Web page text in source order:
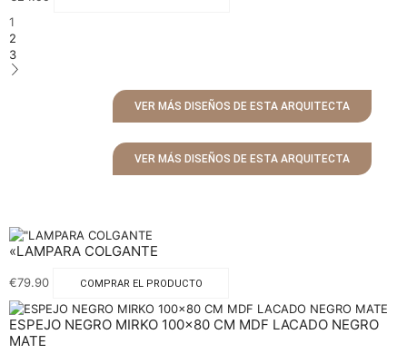
1
2
3
VER MÁS DISEÑOS DE ESTA ARQUITECTA
VER MÁS DISEÑOS DE ESTA ARQUITECTA
«LAMPARA COLGANTE
€79.90 COMPRAR EL PRODUCTO
ESPEJO NEGRO MIRKO 100×80 CM MDF LACADO NEGRO
MATE